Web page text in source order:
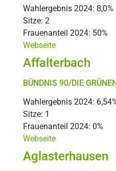
Wahlergebnis 2024: 8,0%
Sitze: 2
Frauenanteil 2024: 50%
Webseite
Affalterbach
BÜNDNIS 90/DIE GRÜNEN
Wahlergebnis 2024:
Sitze: 1
Frauenanteil 2024: 0%
Webseite
Aglasterhausen